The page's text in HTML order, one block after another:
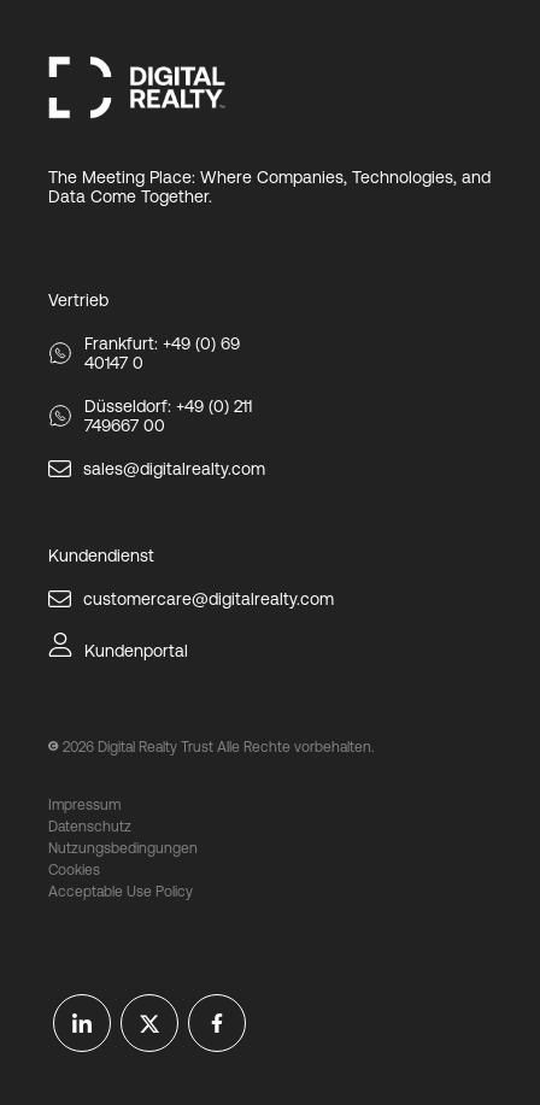
The Meeting Place: Where Companies, Technologies, and
Data Come Together.
Vertrieb
Frankfurt: +49 (0) 69
40147 0
Düsseldorf: +49 (0) 211
749667 00
sales@digitalrealty.com
Kundendienst
customercare@digitalrealty.com
Kundenportal
2026 Digital Realty Trust Alle Rechte vorbehalten.
Impressum
Datenschutz
Nutzungsbedingungen
Cookies
Acceptable Use Policy